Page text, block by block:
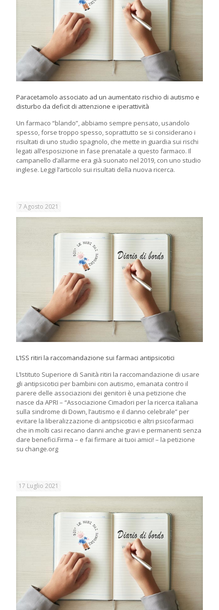
Paracetamolo associato ad un aumentato rischio di autismo e
disturbo da deficit di attenzione e iperattività
Un farmaco “blando”, abbiamo sempre pensato, usandolo
spesso, forse troppo spesso, soprattutto se si considerano i
risultati di uno studio spagnolo, che mette in guardia sui rischi
legati all’esposizione in fase prenatale a questo farmaco. Il
campanello d’allarme era già suonato nel 2019, con uno studio
inglese. Leggi l’articolo sui risultati della nuova ricerca.
7 Agosto 2021
L’ISS ritiri la raccomandazione sui farmaci antipsicotici
L’Istituto Superiore di Sanità ritiri la raccomandazione di usare
gli antipsicotici per bambini con autismo, emanata contro il
parere delle associazioni dei genitori è una petizione che
nasce da APRI – “Associazione Cimadori per la ricerca italiana
sulla sindrome di Down, l’autismo e il danno celebrale” per
evitare la liberalizzazione di antipsicotici e altri psicofarmaci
che in molti casi recano danni anche gravi e permanenti senza
dare benefici.Firma – e fai firmare ai tuoi amici! – la petizione
su change.org
17 Luglio 2021